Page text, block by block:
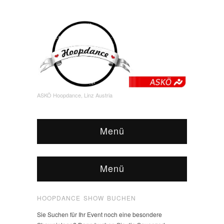
ASKÖ Hoopdance, Linz Austria
Menü
Menü
HOOPDANCE SHOW BUCHEN
Sie Suchen für Ihr Event noch eine besondere